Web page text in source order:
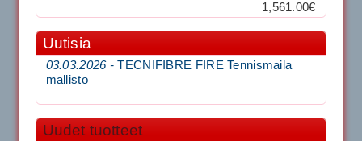
1,561.00€
Uutisia
03.03.2026 -TECNIFIBRE FIRE Tennismaila
mallisto
Uudet tuotteet